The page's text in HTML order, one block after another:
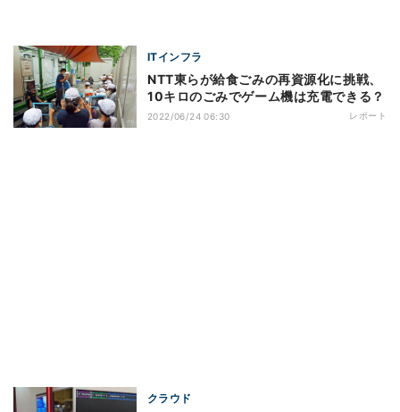
ITインフラ
NTT東らが給食ごみの再資源化に挑戦、
10キロのごみでゲーム機は充電できる？
2022/06/24 06:30 レポート
クラウド